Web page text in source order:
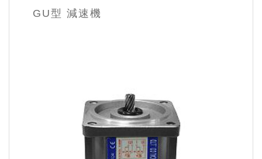
GU型 減速機